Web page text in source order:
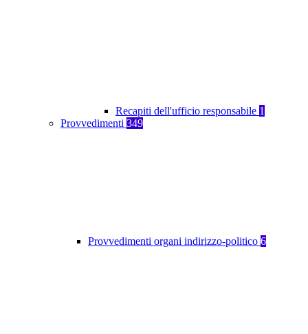
Recapiti dell'ufficio responsabile 1
Provvedimenti 349
Provvedimenti organi indirizzo-politico 6